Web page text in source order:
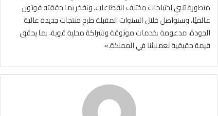
متطورة تلبي احتياجات مختلف القطاعات. ونفخر بما حققته فوتون
عالميًا، وسنواصل خلال السنوات المقبلة طرح منتجات جديدة عالية
الجودة، مدعومة بخدمات موثوقة وشراكة محلية قوية، بما يحقق
قيمة حقيقية لعملائنا في المملكة.»